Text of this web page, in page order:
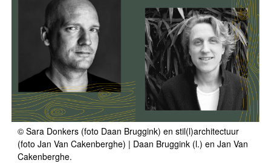
© Sara Donkers (foto Daan Bruggink) en stil(l)architectuur
(foto Jan Van Cakenberghe) | Daan Bruggink (l.) en Jan Van
Cakenberghe.